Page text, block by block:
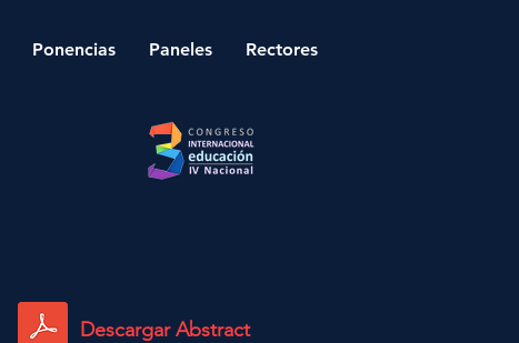
Ponencias Paneles Rectores
Descargar Abstract